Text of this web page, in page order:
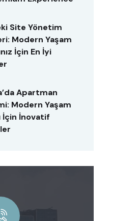
Site Yönetim
Modern Yaşam
İçin En İyi
Apartman
Modern Yaşam
İçin İnovatif